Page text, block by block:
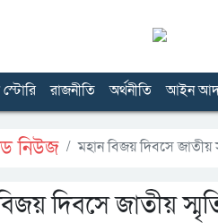
রাজনীতি অর্থনীতি আইন
নিউজ মহান বিজয় দিবসে জাতীয়
দিবসে জাতীয়